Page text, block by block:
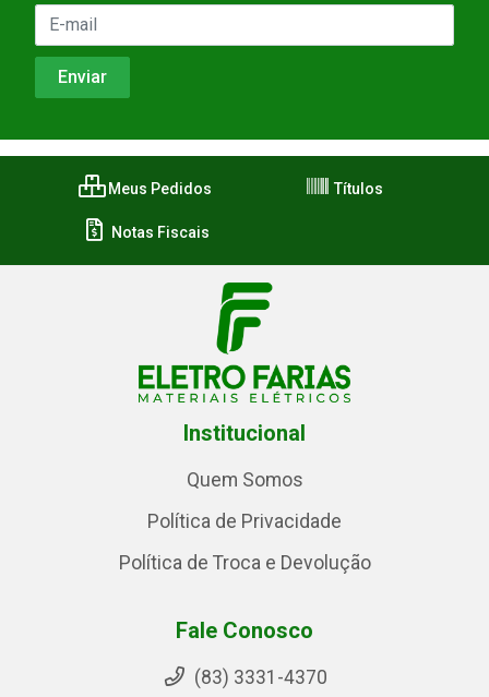
Meus Pedidos Títulos
Notas Fiscais
Institucional
Quem Somos
Política de Privacidade
Política de Troca e Devolução
Fale Conosco
(83) 3331-4370